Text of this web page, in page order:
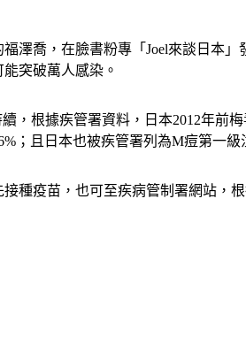
澤喬，在臉書粉專「Joel來談日本
突破萬人感染。
，根據疾管署資料，日本2012年前
；且日本也被疾管署列為M痘第一級
種疫苗，也可至疾病管制署網站，